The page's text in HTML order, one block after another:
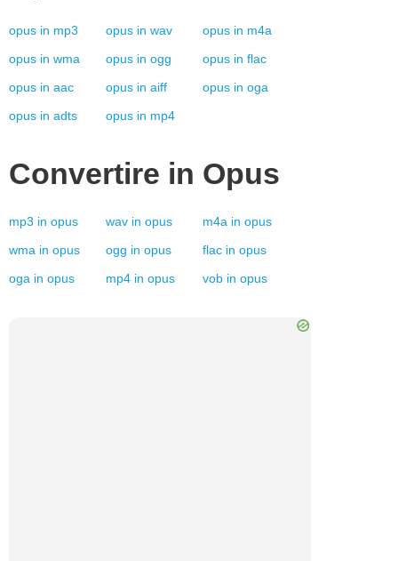
opus in mp3 opus in wav opus in m4a
opus in wma opus in ogg opus in flac
opus in aac opus in aiff opus in oga
opus in adts opus in mp4
Convertire in Opus
mp3 in opus wav in opus m4a in opus
wma in opus ogg in opus flac in opus
oga in opus mp4 in opus vob in opus